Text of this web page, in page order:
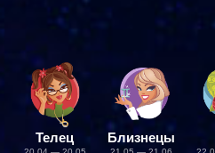
Телец Близнецы